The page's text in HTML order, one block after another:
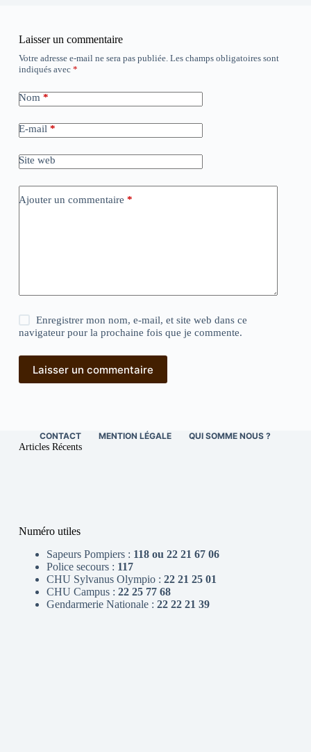
Laisser un commentaire
Votre adresse e-mail ne sera pas publiée. Les champs obligatoires sont
indiqués avec *
Nom *
E-mail *
Site web
Ajouter un commentaire *
Enregistrer mon nom, e-mail, et site web dans ce
navigateur pour la prochaine fois que je commente.
Laisser un commentaire
CONTACT MENTION LÉGALE QUI SOMME NOUS ?
Articles Récents
Numéro utiles
Sapeurs Pompiers : 118 ou 22 21 67 06
Police secours : 117
CHU Sylvanus Olympio : 22 21 25 01
CHU Campus : 22 25 77 68
Gendarmerie Nationale : 22 22 21 39